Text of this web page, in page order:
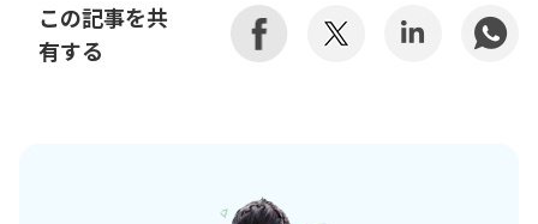
この記事を共
有する